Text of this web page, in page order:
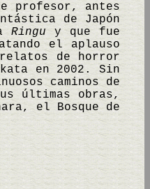
profesor, antes
de Japón
Ringuy que fue
el aplauso
de horror
en 2002. Sin
caminos de
últimas obras,
el Bosque de